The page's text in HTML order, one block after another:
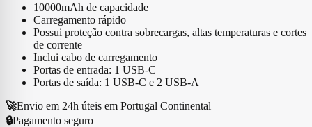
10000mAh de capacidade
Carregamento rápido
Possui proteção contra sobrecargas, altas temperaturas e cortes
de corrente
Inclui cabo de carregamento
Portas de entrada: 1 USB-C
Portas de saída: 1 USB-C e 2 USB-A
🚀Envio em 24h úteis em Portugal Continental
🔒Pagamento seguro